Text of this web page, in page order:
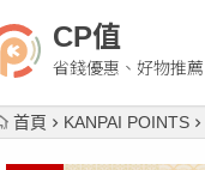
CP值
省錢優惠、好物推薦
首頁 KANPAI POINTS